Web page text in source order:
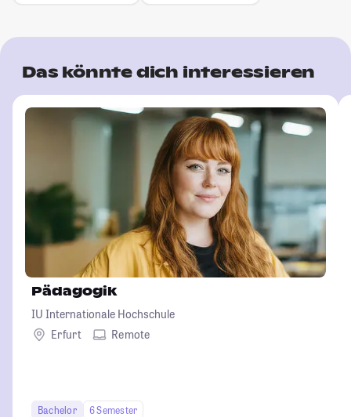
Das könnte dich interessieren
Pädagogik
IU Internationale Hochschule
Erfurt
Remote
Bachelor
6 Semester